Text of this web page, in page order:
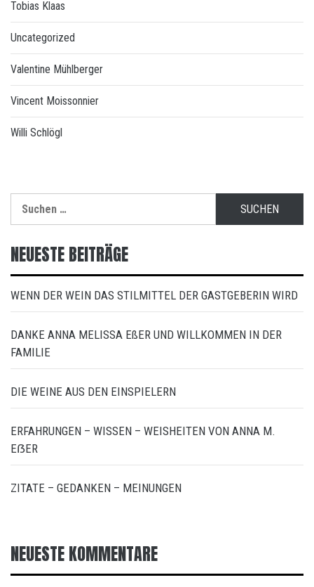
Tobias Klaas
Uncategorized
Valentine Mühlberger
Vincent Moissonnier
Willi Schlögl
nach:
NEUESTE BEITRÄGE
WENN DER WEIN DAS STILMITTEL DER GASTGEBERIN WIRD
DANKE ANNA MELISSA EßER UND WILLKOMMEN IN DER
FAMILIE
DIE WEINE AUS DEN EINSPIELERN
ERFAHRUNGEN – WISSEN – WEISHEITEN VON ANNA M.
EẞER
ZITATE – GEDANKEN – MEINUNGEN
NEUESTE KOMMENTARE